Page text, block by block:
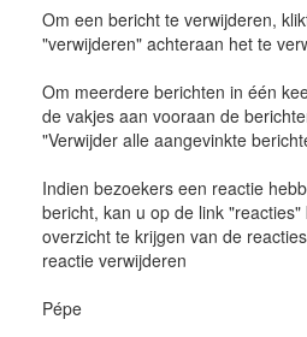
Om een bericht te verwijderen,
"verwijderen" achteraan het te
Om meerdere berichten in één
de vakjes aan vooraan de
"Verwijder alle aangevinkte
Indien bezoekers een reactie
bericht, kan u op de link "reacties"
overzicht te krijgen van de
reactie verwijderen
Pépe